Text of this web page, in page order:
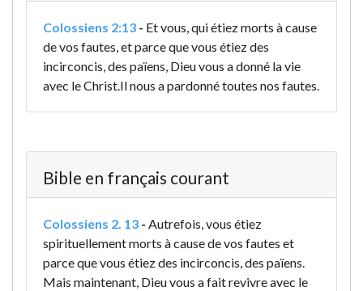
Colossiens 2:13 - Et vous, qui étiez morts à cause
de vos fautes, et parce que vous étiez des
incirconcis, des païens, Dieu vous a donné la vie
avec le Christ.Il nous a pardonnétoutes nos fautes.
Bible en français courant
Colossiens 2. 13 - Autrefois, vous étiez
spirituellement morts à cause de vos fautes et
parce que vous étiez des incirconcis, des païens.
Mais maintenant, Dieu vous a fait revivre avec le